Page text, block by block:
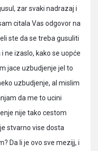
zar svaki nadrazaj i
citala Vas odgovor na
ste da se treba gusuliti
ne izaslo, kako se uopće
jace uzbudjenje jel to
uzbudjenje, al mislim
da me to ucini
nije tako cestom
stvarno vise dosta
Da li je ovo sve mezijj, i